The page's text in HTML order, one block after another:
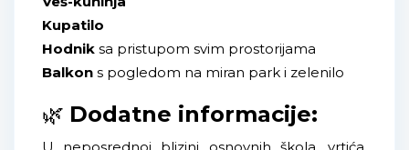
Kupatilo
Hodnik sa pristupom svim prostorijama
Balkon s pogledom na miran park i zelenilo
🌿 Dodatne informacije: